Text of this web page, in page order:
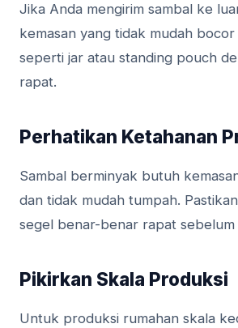
Jika Anda mengirim sambal ke
kemasan yang tidak mudah
seperti jar atau standing pouch
rapat.
Perhatikan Ketahanan
Sambal berminyak butuh
dan tidak mudah tumpah.
segel benar-benar rapat sebelum
Pikirkan Skala Produksi
Untuk produksi rumahan skala